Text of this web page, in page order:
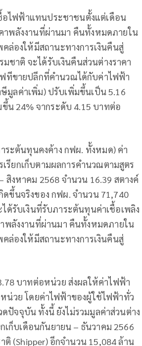
อไฟฟ้าแทนประชาชนตั้งแต่เดือน
าพลังงานที่ผ่านมา คืนทั้งหมดภายใน
ล่องให้มีสถานะทางการเงินคืนสู่
ชาติ จะได้รับเงินคืนส่วนต่างราคา
ทีขายปลีกที่คำนวณได้กับค่าไฟฟ้า
มูลค่าเพิ่ม) ปรับเพิ่มขึ้นเป็น 5.16
น 24% จากระดับ 4.15 บาทต่อ
ะต้นทุนคงค้าง กฟผ. ทั้งหมด) ค่า
รียกเก็บตามผลการคำนวณตามสูตร
หาคม 2568 จำนวน 16.39 สตางค์
ดขึ้นจริงของ กฟผ. จำนวน 71,740
ด้รับเงินที่รับภาระต้นทุนค่าเชื้อเพลิง
พลังงานที่ผ่านมา คืนทั้งหมดภายใน
ล่องให้มีสถานะทางการเงินคืนสู่
บาทต่อหน่วย ส่งผลให้ค่าไฟฟ้า
น่วย โดยค่าไฟฟ้าของผู้ใช้ไฟฟ้าทั่ว
ปัจจุบัน ทั้งนี้ ยังไม่รวมมูลค่าส่วนต่าง
เก็บเดือนกันยายน – ธันวาคม 2566
(Shipper) อีกจำนวน 15,084 ล้าน